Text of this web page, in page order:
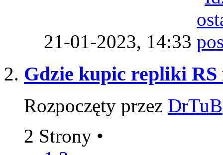
21-01-2023, 14:33
Gdzie kupic repliki RS
Rozpoczęty przez DrTuB
2 Strony •